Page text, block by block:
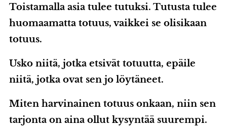
Toistamalla asia tulee tutuksi. Tutusta tulee
huomaamatta totuus, vaikkei se olisikaan
totuus.
Usko niitä, jotka etsivät totuutta, epäile
niitä, jotka ovat sen jo löytäneet.
Miten harvinainen totuus onkaan, niin sen
tarjonta on aina ollut kysyntää suurempi.